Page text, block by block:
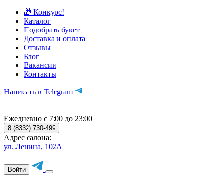
🎁 Конкурс!
Каталог
Подобрать букет
Доставка и оплата
Отзывы
Блог
Вакансии
Контакты
Написать в Telegram
Ежедневно с 7:00 до 23:00
8 (8332) 730-499
Адрес салона:
ул. Ленина, 102А
Войти